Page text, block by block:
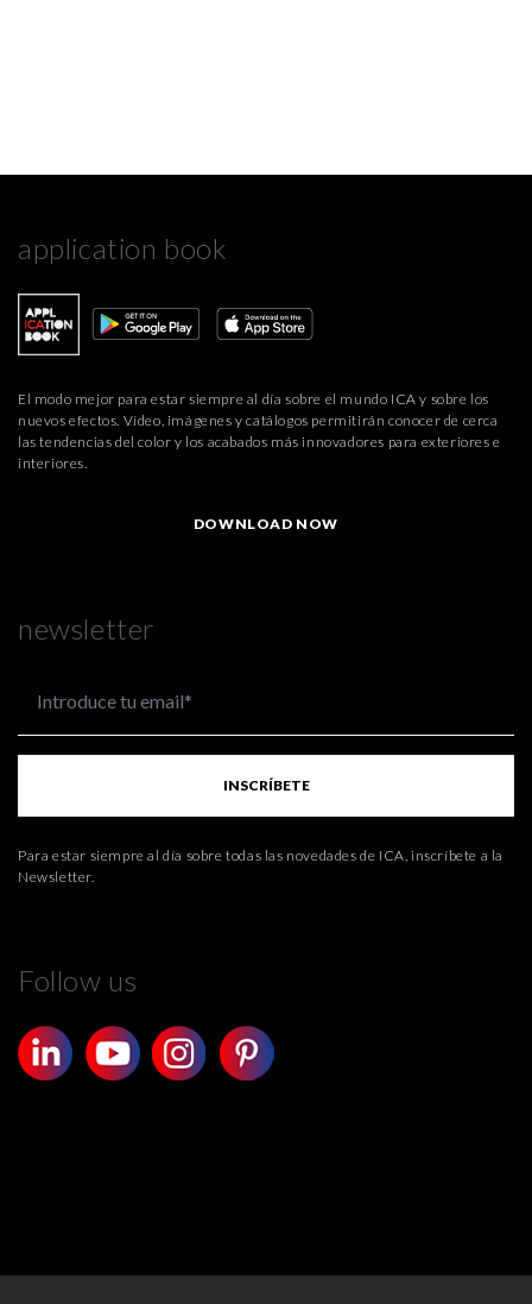
application book
El modo mejor para estar siempre al día sobre el mundo ICA y sobre los
nuevos efectos. Vídeo, imágenes y catálogos permitirán conocer de cerca
las tendencias del color y los acabados más innovadores para exteriores e
interiores.
DOWNLOAD NOW
newsletter
INSCRÍBETE
Para estar siempre al día sobre todas las novedades de ICA, inscríbete a la
Newsletter.
Follow us